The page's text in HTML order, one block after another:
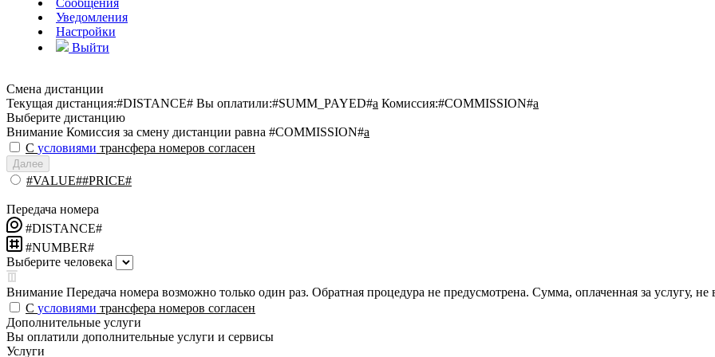
Уведомления
Настройки
Выйти
Смена дистанции
Текущая дистанция:#DISTANCE# Вы оплатили:#SUMM_PAYED#a Комиссия:#COMMISSION#a
Выберите дистанцию
Внимание Комиссия за смену дистанции равна #COMMISSION#a
С условиями трансфера номеров согласен
Далее
#VALUE##PRICE#
Передача номера
#DISTANCE#
#NUMBER#
Выберите человека
Внимание Передача номера возможно только один раз. Обратная процедура не предусмотрена. Сумма, оплаченная за услугу, не
С условиями трансфера номеров согласен
Дополнительные услуги
Вы оплатили дополнительные услуги и сервисы
Услуги